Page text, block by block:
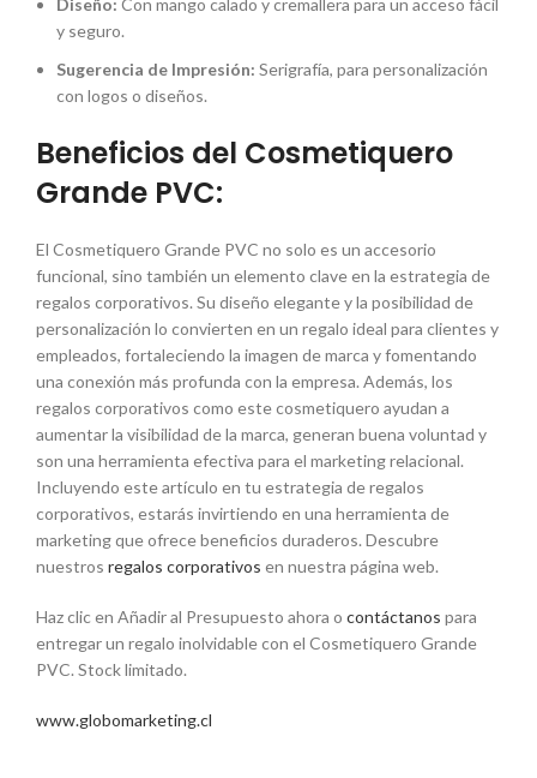
Diseño: Con mango calado y cremallera para un acceso fácil
y seguro.
Sugerencia de Impresión: Serigrafía, para personalización
con logos o diseños.
Beneficios del Cosmetiquero
Grande PVC:
El Cosmetiquero Grande PVC no solo es un accesorio
funcional, sino también un elemento clave en la estrategia de
regalos corporativos. Su diseño elegante y la posibilidad de
personalización lo convierten en un regalo ideal para clientes y
empleados, fortaleciendo la imagen de marca y fomentando
una conexión más profunda con la empresa. Además, los
regalos corporativos como este cosmetiquero ayudan a
aumentar la visibilidad de la marca, generan buena voluntad y
son una herramienta efectiva para el marketing relacional.
Incluyendo este artículo en tu estrategia de regalos
corporativos, estarás invirtiendo en una herramienta de
marketing que ofrece beneficios duraderos. Descubre
nuestros regalos corporativos en nuestra página web.
Haz clic en Añadir al Presupuesto ahora o contáctanos para
entregar un regalo inolvidable con el Cosmetiquero Grande
PVC. Stock limitado.
www.globomarketing.cl